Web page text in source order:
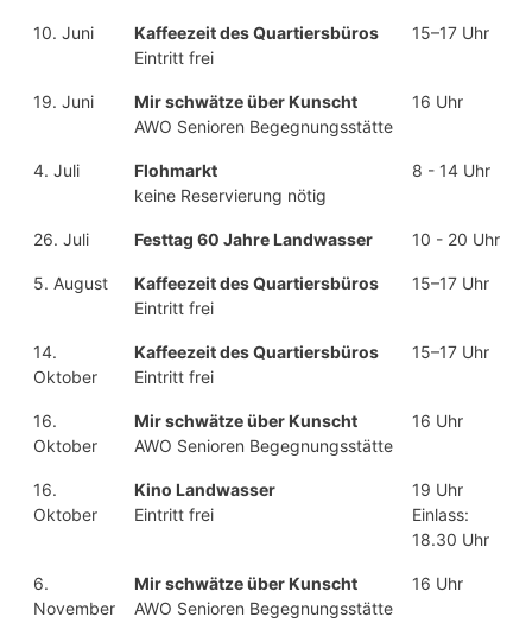
10. Juni
Kaffeezeit des Quartiersbüros
Eintritt frei
15–17 Uhr
19. Juni
Mir schwätze über Kunscht
AWO Senioren Begegnungsstätte
16 Uhr
4. Juli
Flohmarkt
keine Reservierung nötig
8 - 14 Uhr
26. Juli Festtag 60 Jahre Landwasser 10 - 20 Uhr
5. August
Kaffeezeit des Quartiersbüros
Eintritt frei
15–17 Uhr
14.
Oktober
Kaffeezeit des Quartiersbüros
Eintritt frei
15–17 Uhr
16.
Oktober
Mir schwätze über Kunscht
AWO Senioren Begegnungsstätte
16 Uhr
16.
Oktober
Kino Landwasser
Eintritt frei
19 Uhr
Einlass:
18.30 Uhr
6.
November
Mir schwätze über Kunscht
AWO Senioren Begegnungsstätte
16 Uhr